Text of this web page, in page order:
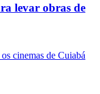
levar obras de